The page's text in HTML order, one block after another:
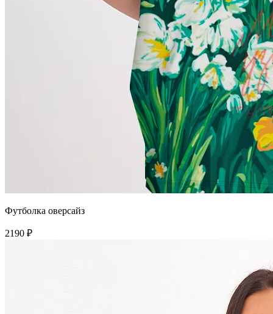
Футболка оверсайз
2190 ₽